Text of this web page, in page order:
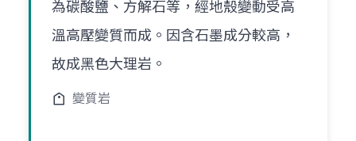
為碳酸鹽、方解石等，經地殼變動受高
溫高壓變質而成。因含石墨成分較高，
故成黑色大理岩。
變質岩